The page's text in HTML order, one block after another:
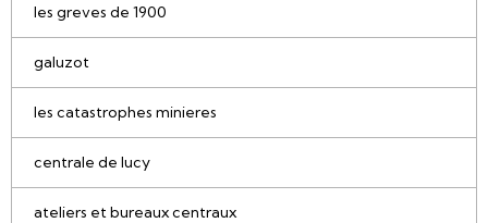
les greves de 1900
galuzot
les catastrophes minieres
centrale de lucy
ateliers et bureaux centraux